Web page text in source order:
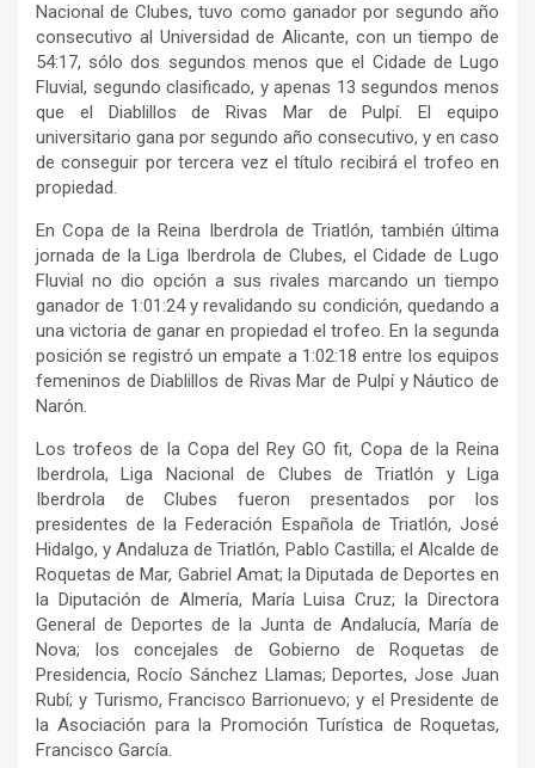
Nacional de Clubes, tuvo como ganador por segundo año
consecutivo al Universidad de Alicante, con un tiempo de
54:17, sólo dos segundos menos que el Cidade de Lugo
Fluvial, segundo clasificado, y apenas 13 segundos menos
que el Diablillos de Rivas Mar de Pulpí. El equipo
universitario gana por segundo año consecutivo, y en caso
de conseguir por tercera vez el título recibirá el trofeo en
propiedad.
En Copa de la Reina Iberdrola de Triatlón, también última
jornada de la Liga Iberdrola de Clubes, el Cidade de Lugo
Fluvial no dio opción a sus rivales marcando un tiempo
ganador de 1:01:24 y revalidando su condición, quedando a
una victoria de ganar en propiedad el trofeo. En la segunda
posición se registró un empate a 1:02:18 entre los equipos
femeninos de Diablillos de Rivas Mar de Pulpí y Náutico de
Narón.
Los trofeos de la Copa del Rey GO fit, Copa de la Reina
Iberdrola, Liga Nacional de Clubes de Triatlón y Liga
Iberdrola de Clubes fueron presentados por los
presidentes de la Federación Española de Triatlón, José
Hidalgo, y Andaluza de Triatlón, Pablo Castilla; el Alcalde de
Roquetas de Mar, Gabriel Amat; la Diputada de Deportes en
la Diputación de Almería, María Luisa Cruz; la Directora
General de Deportes de la Junta de Andalucía, María de
Nova; los concejales de Gobierno de Roquetas de
Presidencia, Rocío Sánchez Llamas; Deportes, Jose Juan
Rubí; y Turismo, Francisco Barrionuevo; y el Presidente de
la Asociación para la Promoción Turística de Roquetas,
Francisco García.